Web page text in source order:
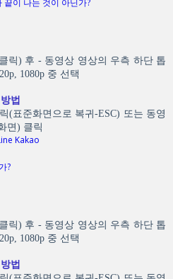
끝이 나는 것이 아닌가?
릭) 후 - 동영상 영상의 우측 하단 톱
1080p 중 선택
법
(표준화면으로 복귀-ESC) 또는 동영
면) 클릭
Kakao
?
릭) 후 - 동영상 영상의 우측 하단 톱
1080p 중 선택
법